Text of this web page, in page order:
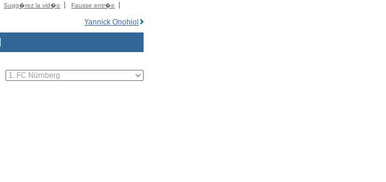
Sugg�rez la vid�o
Fausse entr�e
Yannick Onohiol